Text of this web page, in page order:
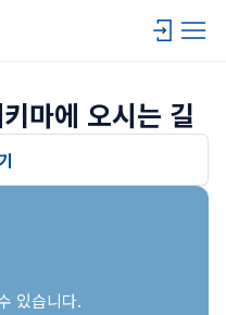
마에 오시는 길
있습니다.